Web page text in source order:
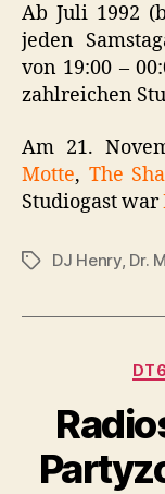
Ab Juli 1992
jeden
von 19:00 –
zahlreichen
Am 21.
Motte, The
Studiogast war
Schlagwörter
DJ Henry, Dr.